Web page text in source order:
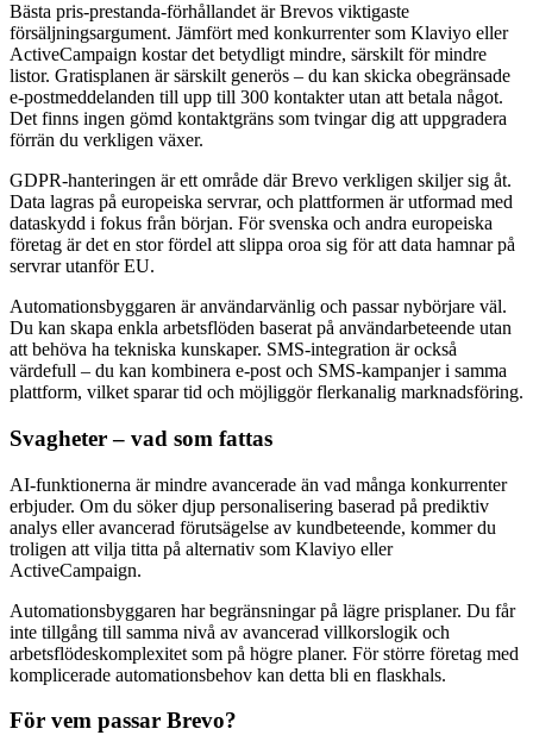
Bästa pris-prestanda-förhållandet är Brevos viktigaste
försäljningsargument. Jämfört med konkurrenter som Klaviyo eller
ActiveCampaign kostar det betydligt mindre, särskilt för mindre
listor. Gratisplanen är särskilt generös – du kan skicka obegränsade
e-postmeddelanden till upp till 300 kontakter utan att betala något.
Det finns ingen gömd kontaktgräns som tvingar dig att uppgradera
förrän du verkligen växer.
GDPR-hanteringen är ett område där Brevo verkligen skiljer sig åt.
Data lagras på europeiska servrar, och plattformen är utformad med
dataskydd i fokus från början. För svenska och andra europeiska
företag är det en stor fördel att slippa oroa sig för att data hamnar på
servrar utanför EU.
Automationsbyggaren är användarvänlig och passar nybörjare väl.
Du kan skapa enkla arbetsflöden baserat på användarbeteende utan
att behöva ha tekniska kunskaper. SMS-integration är också
värdefull – du kan kombinera e-post och SMS-kampanjer i samma
plattform, vilket sparar tid och möjliggör flerkanalig marknadsföring.
Svagheter – vad som fattas
AI-funktionerna är mindre avancerade än vad många konkurrenter
erbjuder. Om du söker djup personalisering baserad på prediktiv
analys eller avancerad förutsägelse av kundbeteende, kommer du
troligen att vilja titta på alternativ som Klaviyo eller
ActiveCampaign.
Automationsbyggaren har begränsningar på lägre prisplaner. Du får
inte tillgång till samma nivå av avancerad villkorslogik och
arbetsflödeskomplexitet som på högre planer. För större företag med
komplicerade automationsbehov kan detta bli en flaskhals.
För vem passar Brevo?